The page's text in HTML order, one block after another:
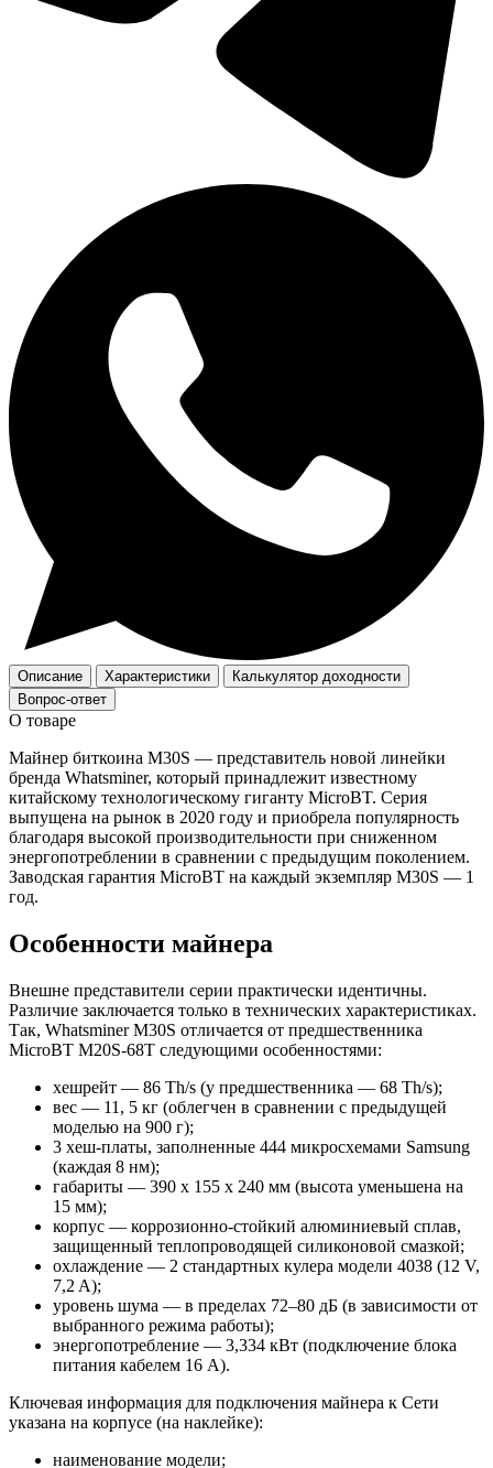
Описание Характеристики
Калькулятор доходности
Вопрос-ответ
О товаре
Майнер биткоина M30S — представитель новой линейки
бренда Whatsminer, который принадлежит известному
китайскому технологическому гиганту MicroBT. Серия
выпущена на рынок в 2020 году и приобрела популярность
благодаря высокой производительности при сниженном
энергопотреблении в сравнении с предыдущим поколением.
Заводская гарантия MicroBT на каждый экземпляр M30S — 1
год.
Особенности майнера
Внешне представители серии практически идентичны.
Различие заключается только в технических характеристиках.
Так, Whatsminer M30S отличается от предшественника
MicroBT M20S-68T следующими особенностями:
хешрейт — 86 Th/s (у предшественника — 68 Th/s);
вес — 11, 5 кг (облегчен в сравнении с предыдущей
моделью на 900 г);
3 хеш-платы, заполненные 444 микросхемами Samsung
(каждая 8 нм);
габариты — 390 х 155 х 240 мм (высота уменьшена на
15 мм);
корпус — коррозионно-стойкий алюминиевый сплав,
защищенный теплопроводящей силиконовой смазкой;
охлаждение — 2 стандартных кулера модели 4038 (12 V,
7,2 A);
уровень шума — в пределах 72–80 дБ (в зависимости от
выбранного режима работы);
энергопотребление — 3,334 кВт (подключение блока
питания кабелем 16 А).
Ключевая информация для подключения майнера к Сети
указана на корпусе (на наклейке):
наименование модели;